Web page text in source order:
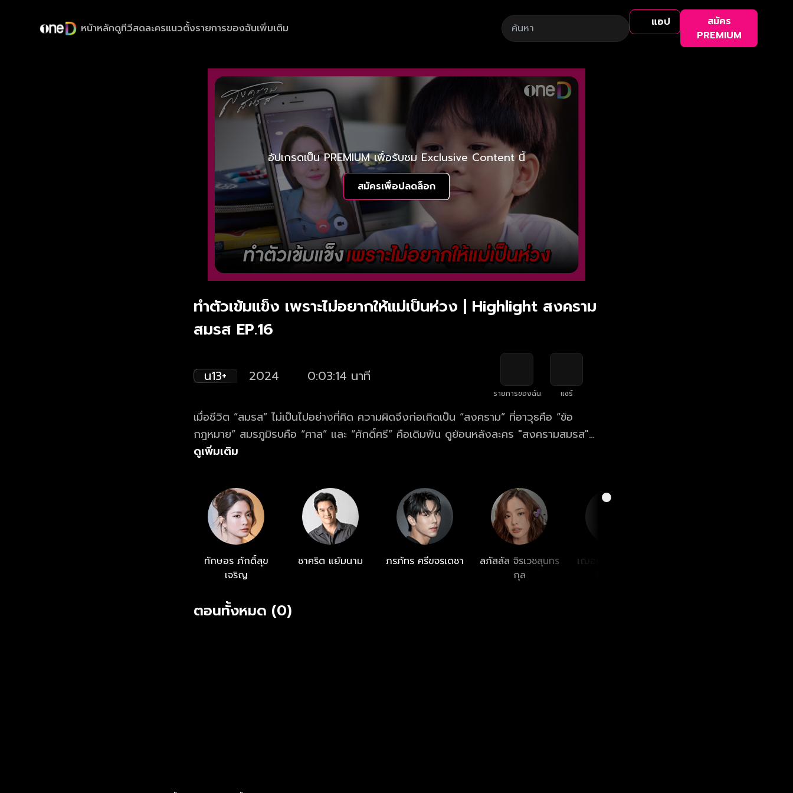
หน้าหลักดูทีวีสดละครแนวตั้งรายการของฉันเพิ่มเติม แอป
สมัคร
PREMIUM
อัปเกรดเป็น PREMIUM เพื่อรับชม Exclusive Content นี้
สมัครเพื่อปลดล็อก
ทำตัวเข้มแข็ง เพราะไม่อยากให้แม่เป็นห่วง | Highlight สงคราม
สมรส EP.16
น13+ 2024 0:03:14 นาที
รายการของฉัน แชร์
เมื่อชีวิต “สมรส” ไม่เป็นไปอย่างที่คิด ความผิดจึงก่อเกิดเป็น “สงคราม” ที่อาวุธคือ “ข้อ
กฎหมาย” สมรภูมิรบคือ “ศาล” และ “ศักดิ์ศรี” คือเดิมพัน ดูย้อนหลังละคร "สงครามสมรส"
ฟรี ครบทุกตอน ทางเว็บไซต์และแอปฯ oneD.net
ดูเพิ่มเติม
ทักษอร ภักดิ์สุข
เจริญ
ชาคริต แย้มนาม ภรภัทร ศรีขจรเดชา
ลภัสลัล จิรเวชสุนทร
กุล
เฌอมาวีร์ สุวรรณ
ตอนทั้งหมด (0)